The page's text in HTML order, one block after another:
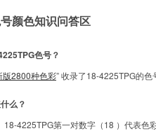
颜色知识问答区
色号？
版2800种色彩” 收录了18-4225TPG的
么？
18-4225TPG第一对数字（18 ）代表